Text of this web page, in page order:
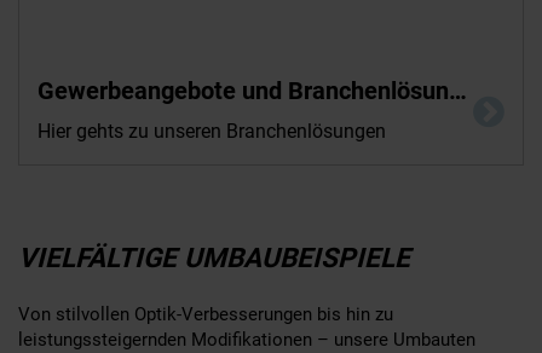
Gewerbeangebote und Branchenlösungen
Hier gehts zu unseren Branchenlösungen
VIELFÄLTIGE UMBAUBEISPIELE
Von stilvollen Optik-Verbesserungen bis hin zu
leistungssteigernden Modifikationen – unsere Umbauten